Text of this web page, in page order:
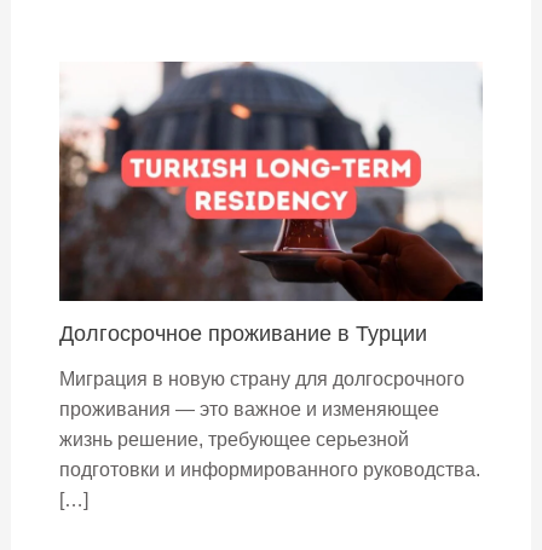
Долгосрочное проживание в Турции
Миграция в новую страну для долгосрочного
проживания — это важное и изменяющее
жизнь решение, требующее серьезной
подготовки и информированного руководства.
[…]